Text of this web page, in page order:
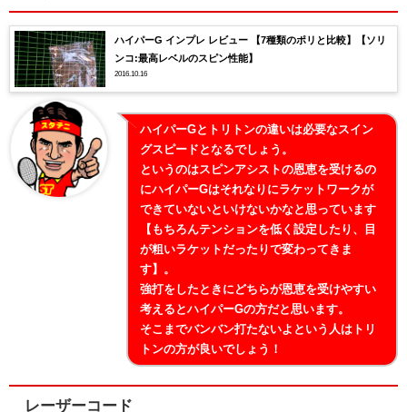
ハイパーG インプレ レビュー 【7種類のポリと比較】【ソリ
ンコ:最高レベルのスピン性能】
2016.10.16
ハイパーGとトリトンの違いは必要なスイン
グスピードとなるでしょう。
というのはスピンアシストの恩恵を受けるの
にハイパーGはそれなりにラケットワークが
できていないといけないかなと思っています
【もちろんテンションを低く設定したり、目
が粗いラケットだったりで変わってきま
す】。
強打をしたときにどちらが恩恵を受けやすい
考えるとハイパーGの方だと思います。
そこまでバンバン打たないよという人はトリ
トンの方が良いでしょう！
レーザーコード